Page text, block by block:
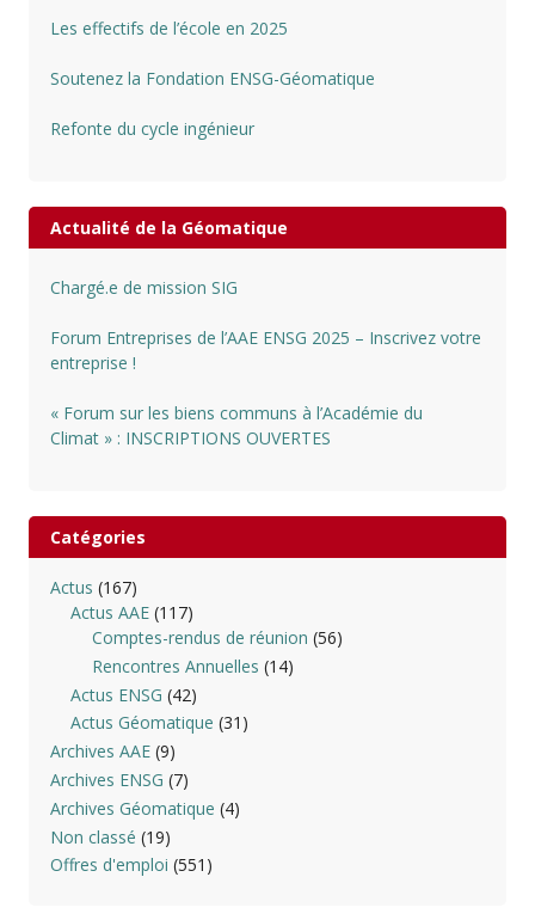
Les effectifs de l’école en 2025
Soutenez la Fondation ENSG-Géomatique
Refonte du cycle ingénieur
Actualité de la Géomatique
Chargé.e de mission SIG
Forum Entreprises de l’AAE ENSG 2025 – Inscrivez votre
entreprise !
« Forum sur les biens communs à l’Académie du
Climat » : INSCRIPTIONS OUVERTES
Catégories
Actus (167)
Actus AAE (117)
Comptes-rendus de réunion (56)
Rencontres Annuelles (14)
Actus ENSG (42)
Actus Géomatique (31)
Archives AAE(9)
Archives ENSG (7)
Archives Géomatique (4)
Non classé (19)
Offres d'emploi (551)